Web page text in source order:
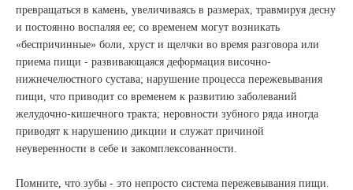
превращаться в камень, увеличиваясь в размерах, травмируя десну
и постоянно воспаляя ее; со временем могут возникать
«беспричинные» боли, хруст и щелчки во время разговора или
приема пищи - развивающаяся деформация височно-
нижнечелюстного сустава; нарушение процесса пережевывания
пищи, что приводит со временем к развитию заболеваний
желудочно-кишечного тракта; неровности зубного ряда иногда
приводят к нарушению дикции и служат причиной
неуверенности в себе и закомплексованности.
Помните, что зубы - это непросто система пережевывания пищи.